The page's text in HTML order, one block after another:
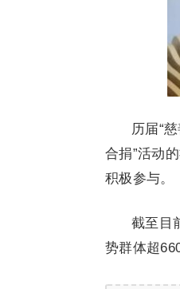
历届“
合捐”活动
积极参与。
截至目
势群体超